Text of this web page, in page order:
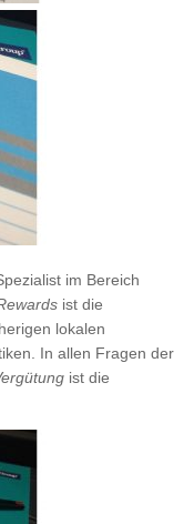
im Bereich
ist die
lokalen
In allen Fragen der
ist die